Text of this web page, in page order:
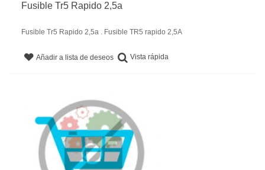
Fusible Tr5 Rapido 2,5a
Fusible Tr5 Rapido 2,5a . Fusible TR5 rapido 2,5A
Añadir a lista de deseos Vista rápida